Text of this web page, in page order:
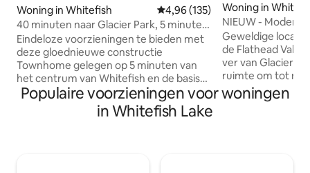
Woning in Whitefish Gemiddelde beoordeling van
4,96 (135)
40 minuten naar Glacier Park, 5 minuten
naar City Beach en Downtown
Eindeloze voorzieningen te bieden met
deze gloednieuwe constructie
Townhome gelegen op 5 minuten van
het centrum van Whitefish en de basis
van Whitefish Mountain Resort! 2
kingsize bedden, 2 volledige baden,
gezellige woonkamer en gashaard,
Woning in
NIEUW - Modern
verdieping
Geweldige
de Flathead
ver van Glacier
ruimte om tot
van verkenning.
grote ramen
Populaire voorzieningen voor woningen
in Whitefish Lake